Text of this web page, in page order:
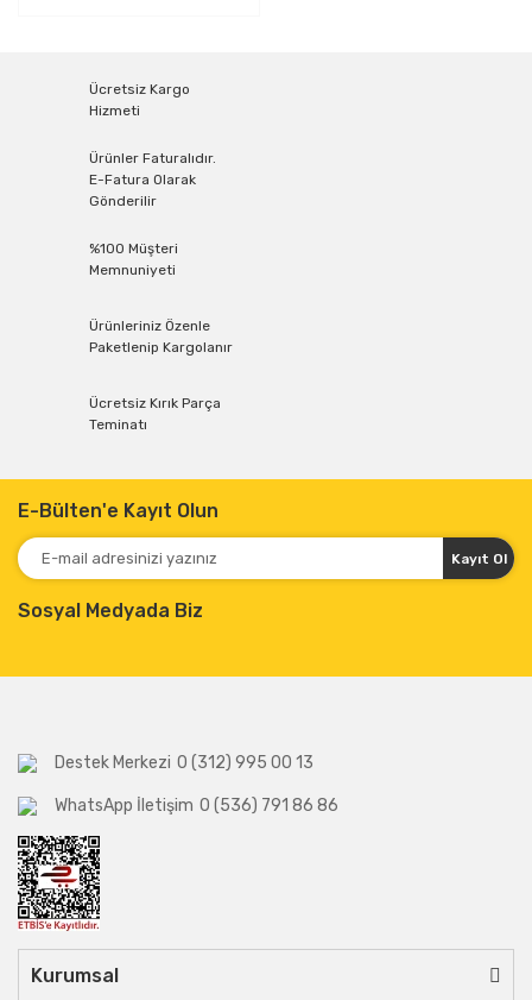
Ücretsiz Kargo
Hizmeti
Ürünler Faturalıdır.
E-Fatura Olarak
Gönderilir
%100 Müşteri
Memnuniyeti
Ürünleriniz Özenle
Paketlenip Kargolanır
Ücretsiz Kırık Parça
Teminatı
E-Bülten'e Kayıt Olun
Kayıt Ol
Sosyal Medyada Biz
Destek Merkezi 0 (312) 995 00 13
WhatsApp İletişim 0 (536) 791 86 86
Kurumsal